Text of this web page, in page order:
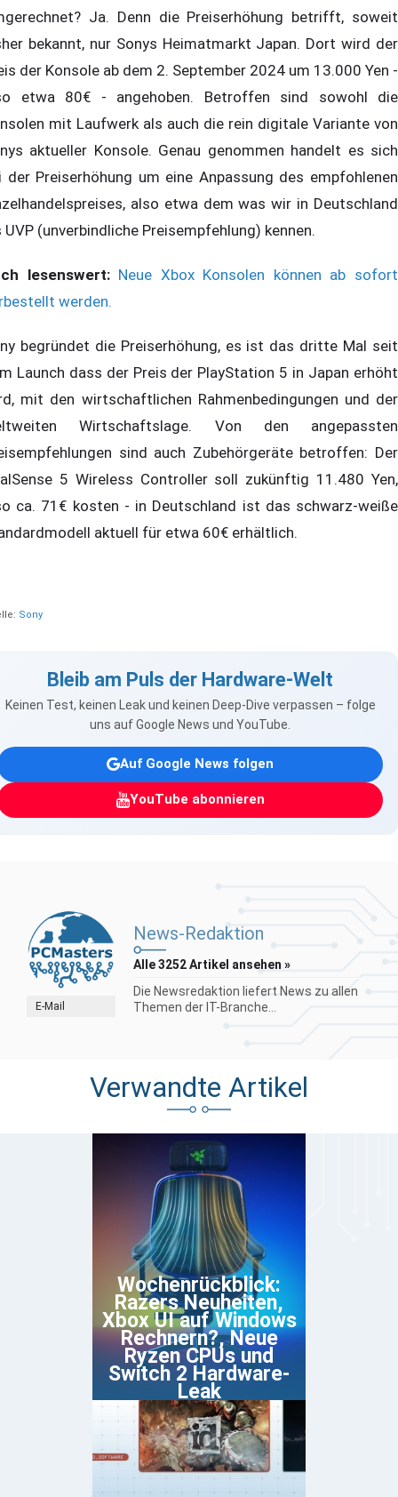
Ja. Denn die Preiserhöhung betrifft, soweit
bekannt, nur Sonys Heimatmarkt Japan. Dort wird der
der Konsole ab dem 2. September 2024 um 13.000 Yen -
etwa 80€ - angehoben. Betroffen sind sowohl die
mit Laufwerk als auch die rein digitale Variante von
aktueller Konsole. Genau genommen handelt es sich
der Preiserhöhung um eine Anpassung des empfohlenen
also etwa dem was wir in Deutschland
UVP (unverbindliche Preisempfehlung) kennen.
lesenswert: Neue Xbox Konsolen können ab sofort
werden.
begründet die Preiserhöhung, es ist das dritte Mal seit
Launch dass der Preis der PlayStation 5 in Japan erhöht
mit den wirtschaftlichen Rahmenbedingungen und der
Wirtschaftslage. Von den angepassten
sind auch Zubehörgeräte betroffen: Der
5 Wireless Controller soll zukünftig 11.480 Yen,
ca. 71€ kosten - in Deutschland ist das schwarz-weiße
aktuell für etwa 60€ erhältlich.
Sony
Bleib am Puls der Hardware-Welt
Keinen Test, keinen Leak und keinen Deep-Dive verpassen – folge
uns auf Google News und YouTube.
Auf Google News folgen
YouTube abonnieren
E-Mail
News-Redaktion
Alle 3252 Artikel ansehen »
Die Newsredaktion liefert News zu allen
Themen der IT-Branche...
Verwandte Artikel
Wochenrückblick:
Razers Neuheiten,
Xbox UI auf Windows
Rechnern?, Neue
Ryzen CPUs und
Switch 2 Hardware-
Leak